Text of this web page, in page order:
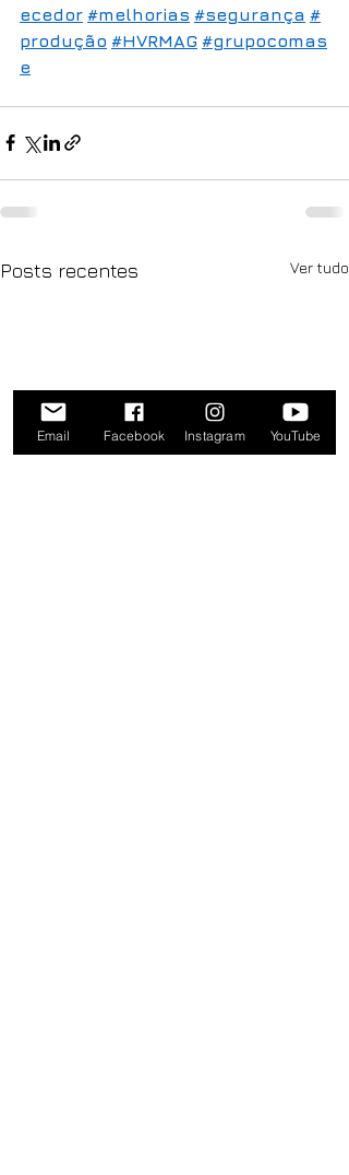
ecedor #melhorias #segurança #
produção #HVRMAG #grupocomas
e
Posts recentes Ver tudo
Email Facebook Instagram YouTube